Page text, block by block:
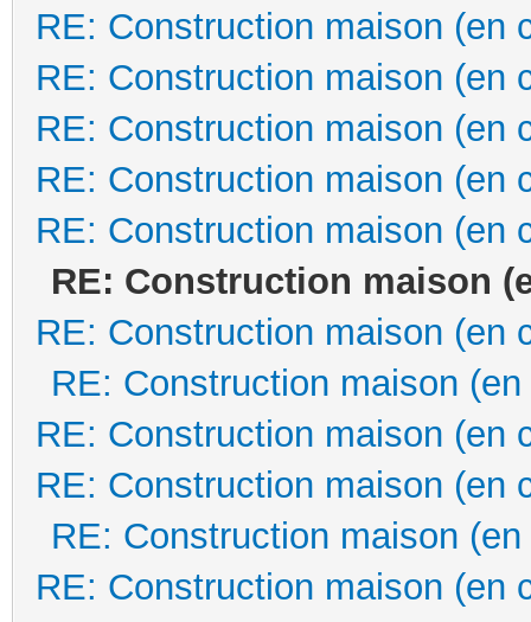
RE: Construction maison (en
RE: Construction maison (en
RE: Construction maison (en
RE: Construction maison (en
RE: Construction maison (en
RE: Construction maison
RE: Construction maison (en
RE: Construction maison
RE: Construction maison (en
RE: Construction maison (en
RE: Construction maison
RE: Construction maison (en